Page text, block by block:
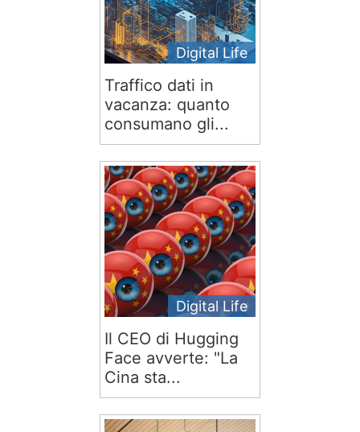
Digital Life
Traffico dati in
vacanza: quanto
consumano gli...
Digital Life
Il CEO di Hugging
Face avverte: "La
Cina sta...